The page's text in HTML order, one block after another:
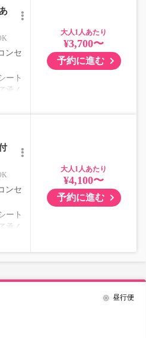
ンセ
ート
承く
大人
¥3,700〜
予約に進む
ンセ
ート
承く
大人
¥4,100〜
予約に進む
昼行便